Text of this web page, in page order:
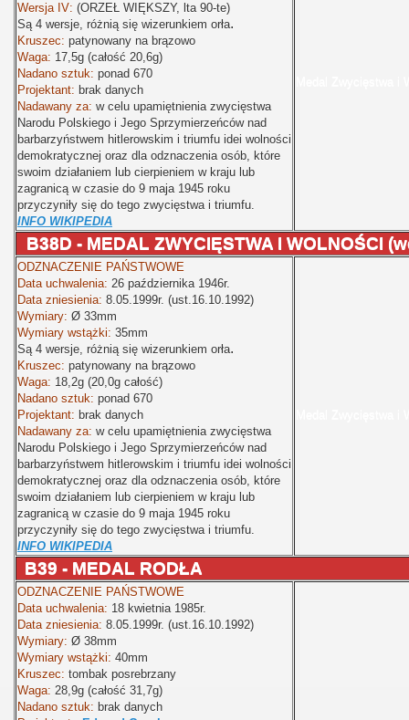
Wersja IV: (ORZEŁ WIĘKSZY, lta 90-te)
Są 4 wersje, różnią się wizerunkiem orła.
Kruszec: patynowany na brązowo
Waga: 17,5g (całość 20,6g)
Nadano sztuk: ponad 670
Projektant: brak danych
Nadawany za: w celu upamiętnienia zwycięstwa
Narodu Polskiego i Jego Sprzymierzeńców nad
barbarzyństwem hitlerowskim i triumfu idei wolności
demokratycznej oraz dla odznaczenia osób, które
swoim działaniem lub cierpieniem w kraju lub
zagranicą w czasie do 9 maja 1945 roku
przyczyniły się do tego zwycięstwa i triumfu.
INFO WIKIPEDIA
B38D - MEDAL ZWYCIĘSTWA I WOLNOŚCI
ODZNACZENIE PAŃSTWOWE
Data uchwalenia: 26 października 1946r.
Data zniesienia: 8.05.1999r. (ust.16.10.1992)
Wymiary: Ø 33mm
Wymiary wstążki: 35mm
Są 4 wersje, różnią się wizerunkiem orła.
Kruszec: patynowany na brązowo
Waga: 18,2g (20,0g całość)
Nadano sztuk: ponad 670
Projektant: brak danych
Nadawany za: w celu upamiętnienia zwycięstwa
Narodu Polskiego i Jego Sprzymierzeńców nad
barbarzyństwem hitlerowskim i triumfu idei wolności
demokratycznej oraz dla odznaczenia osób, które
swoim działaniem lub cierpieniem w kraju lub
zagranicą w czasie do 9 maja 1945 roku
przyczyniły się do tego zwycięstwa i triumfu.
INFO WIKIPEDIA
B39 - MEDAL RODŁA
ODZNACZENIE PAŃSTWOWE
Data uchwalenia: 18 kwietnia 1985r.
Data zniesienia: 8.05.1999r. (ust.16.10.1992)
Wymiary: Ø 38mm
Wymiary wstążki: 40mm
Kruszec: tombak posrebrzany
Waga: 28,9g (całość 31,7g)
Nadano sztuk: brak danych